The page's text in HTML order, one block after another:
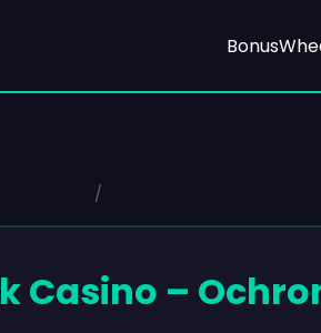
Bonus
/
Casino –